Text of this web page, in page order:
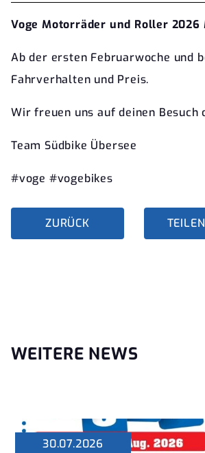
Voge Motorräder und Roller
Ab der ersten Februarwoche und
Fahrverhalten und Preis.
Wir freuen uns auf deinen Besuch
Team Südbike Übersee
#voge #vogebikes
ZURÜCK TEILEN
WEITERE NEWS
30.07.2026